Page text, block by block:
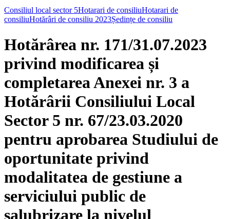
Consiliul local sector 5Hotarari de consiliuHotarari de
consiliuHotărâri de consiliu 2023Ședințe de consiliu
Hotărârea nr. 171/31.07.2023
privind modificarea și
completarea Anexei nr. 3 a
Hotărârii Consiliului Local
Sector 5 nr. 67/23.03.2020
pentru aprobarea Studiului de
oportunitate privind
modalitatea de gestiune a
serviciului public de
salubrizare la nivelul